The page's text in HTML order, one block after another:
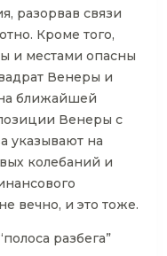
разорвав связи
Кроме того,
и местами опасны
Венеры и
ближайшей
Венеры с
указывают на
колебаний и
вечно, и это тоже.
разбега”